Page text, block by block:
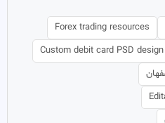
Forex trading resources
Custom debit card PSD design